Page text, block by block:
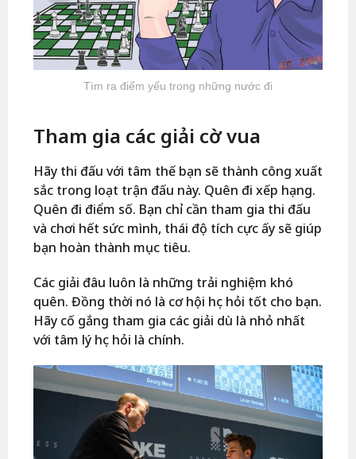
Tìm ra điểm yếu trong những nước đi
Tham gia các giải cờ vua
Hãy thi đấu với tâm thế bạn sẽ thành công xuất
sắc trong loạt trận đấu này. Quên đi xếp hạng.
Quên đi điểm số. Bạn chỉ cần tham gia thi đấu
và chơi hết sức mình, thái độ tích cực ấy sẽ giúp
bạn hoàn thành mục tiêu.
Các giải đâu luôn là những trải nghiệm khó
quên. Đồng thời nó là cơ hội học hỏi tốt cho bạn.
Hãy cố gắng tham gia các giải dù là nhỏ nhất
với tâm lý học hỏi là chính.